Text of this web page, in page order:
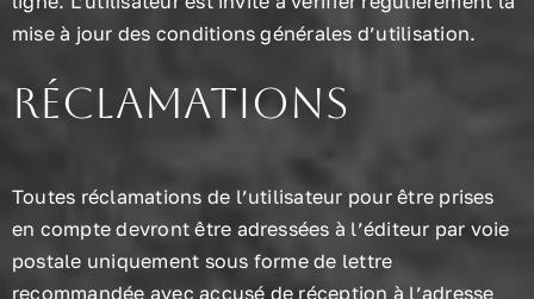
mise à jour des conditions générales d’utilisation.
Réclamations
Toutes réclamations de l’utilisateur pour être prises
en compte devront être adressées à l’éditeur par voie
postale uniquement sous forme de lettre
recommandée avec accusé de réception à l’adresse